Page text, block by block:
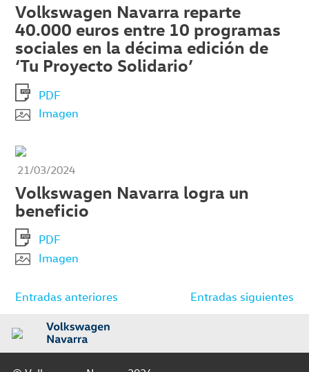
Volkswagen Navarra reparte
40.000 euros entre 10 programas
sociales en la décima edición de
‘Tu Proyecto Solidario’
PDF
Imagen
21/03/2024
Volkswagen Navarra logra un
beneficio
PDF
Imagen
Navegación
entradas
Entradas anteriores Entradas siguientes